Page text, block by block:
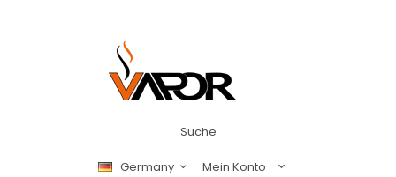
Suche
Germany Mein Konto